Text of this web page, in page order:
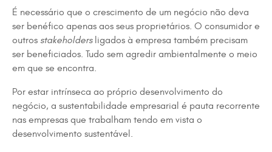
É necessário que o crescimento de um negócio não deva
ser benéfico apenas aos seus proprietários. O consumidor e
outros stakeholdersligados à empresa também precisam
ser beneficiados. Tudo sem agredir ambientalmente o meio
em que se encontra.
Por estar intrínseca ao próprio desenvolvimento do
negócio, a sustentabilidade empresarial é pauta recorrente
nas empresas que trabalham tendo em vista o
desenvolvimento sustentável.